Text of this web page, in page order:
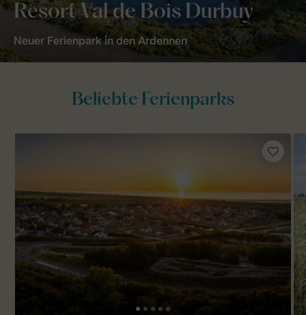
Resort Val de Bois Durbuy
Neuer Ferienpark in den Ardennen